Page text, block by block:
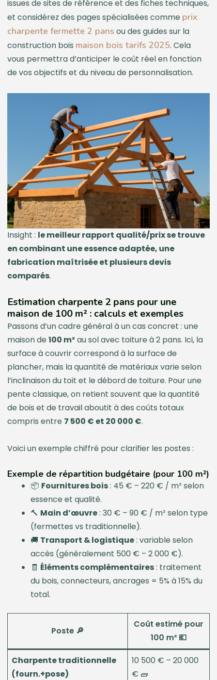
issues de sites de référence et des fiches techniques,
et considérez des pages spécialisées comme prix
charpente fermette 2 pans ou des guides sur la
construction bois maison bois tarifs 2025. Cela
vous permettra d’anticiper le coût réel en fonction
de vos objectifs et du niveau de personnalisation.
Insight : le meilleur rapport qualité/prix se trouve
en combinant une essence adaptée, une
fabrication maîtrisée et plusieurs devis
comparés.
Estimation charpente 2 pans pour une
maison de 100 m² : calculs et exemples
Passons d’un cadre général à un cas concret : une
maison de100 m² au sol avec toiture à 2 pans. Ici, la
surface à couvrir correspond à la surface de
plancher, mais la quantité de matériaux varie selon
l’inclinaison du toit et le débord de toiture. Pour une
pente classique, on retient souvent que la quantité
de bois et de travail aboutit à des coûts totaux
compris entre 7 500 € et 20 000 €.
Voici un exemple chiffré pour clarifier les postes :
Exemple de répartition budgétaire (pour 100 m²)
📦 Fournitures bois: 45 € – 220 € / m² selon
essence et qualité.
🔨 Main d’œuvre: 30 € – 90 € / m² selon type
(fermettes vs traditionnelle).
🚚 Transport & logistique: variable selon
accès (généralement 500 € – 2 000 €).
🧾 Éléments complémentaires: traitement
du bois, connecteurs, ancrages = 5% à 15% du
total.
Poste 🔎
Coût estimé pour
100 m² 💶
Charpente traditionnelle
(fourn.+pose)
10 500 € – 20 000
€ 🧱